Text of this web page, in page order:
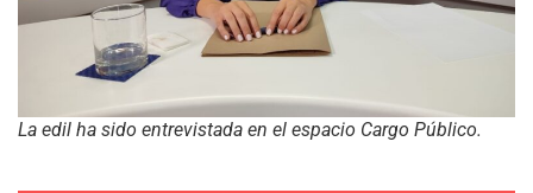
La edil ha sido entrevistada en el espacio Cargo Público.